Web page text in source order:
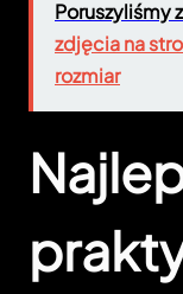
Poruszyliśmy
zdjęcia na
rozmiar